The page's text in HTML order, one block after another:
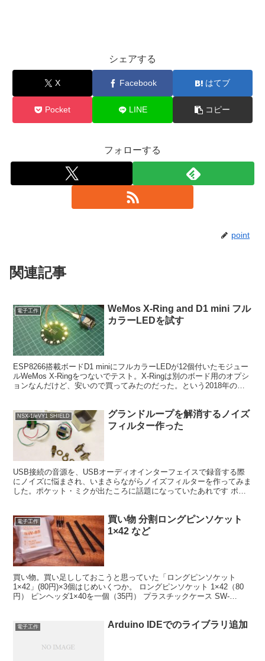
シェアする
X Facebook はてブ
Pocket LINE コピー
フォローする
point
関連記事
電子工作
WeMos X-Ring and D1 mini フル
カラーLEDを試す
ESP8266搭載ボードD1 miniにフルカラーLEDが12個付いたモジュー
ルWeMos X-Ringをつないでテスト。X-Ringは別のボード用のオプシ
ョンなんだけど、安いので買ってみたのだった。という2018年の
NSX-1/eVY1 SHIELD
グランドループを解消するノイズ
フィルター作った
USB接続の音源を、USBオーディオインターフェイスで録音する際
にノイズに悩まされ、いまさらながらノイズフィルターを作ってみま
した。ポケット・ミクが出たころに話題になっていたあれです ポケ
電子工作
買い物 分割ロングピンソケット
1×42 など
買い物。買い足ししておこうと思っていた「ロングピンソケット
1×42」(80円)×3個はじめいくつか。 ロングピンソケット 1×42（80
円） ピンヘッダ1×40を一個（35円） プラスチックケース SW-
電子工作 Arduino IDEでのライブラリ追加